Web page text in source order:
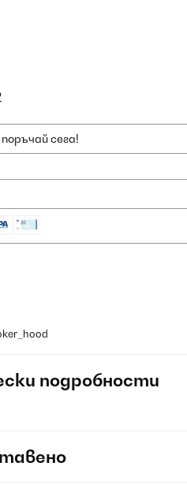
сега!
подробности